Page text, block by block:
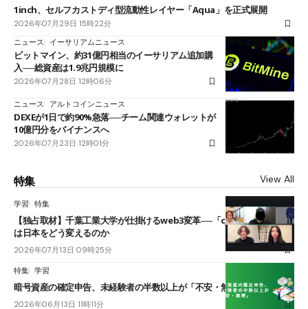
1inch、セルフカストディ型流動性レイヤー「Aqua」を正式展開
2026年07月29日 15時22分
ニュース
イーサリアムニュース
ビットマイン、約31億円相当のイーサリアム追加購
入──総資産は1.9兆円規模に
2026年07月28日 12時06分
ニュース アルトコインニュース
DEXEが1日で約90%急落──チーム関連ウォレットが
10億円分をバイナンスへ
2026年07月23日 12時01分
特集 View All
学習 特集
【独占取材】千葉工業大学が仕掛けるweb3変革──「cJPY」とAIの融合
は日本をどう変えるのか
2026年07月13日 09時25分
特集 学習
暗号資産の確定申告、未経験者の半数以上が「不安・無理」
2026年06月13日 11時11分